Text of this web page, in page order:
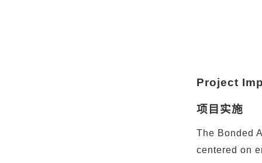
Project
项目实施
The Bonded
centered on